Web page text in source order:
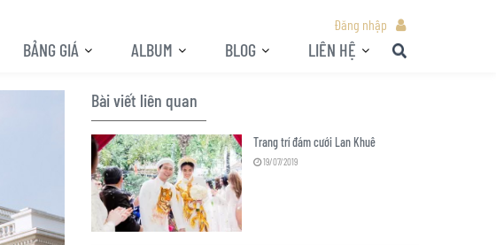
Đăng nhập
BẢNG GIÁ ALBUM BLOG LIÊN HỆ
Bài viết liên quan
Trang trí đám cưới Lan Khuê
19/07/2019